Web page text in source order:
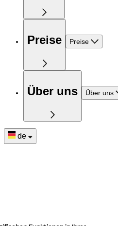
Preise Preise
Über uns Über uns
de